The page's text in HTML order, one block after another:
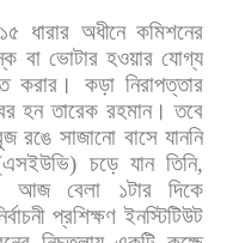
১৫ ধারার অধীনে কমিশনের
বা ভোটার হওয়ার যোগ্য
করার। কড়া নিরাপত্তার
হন তারেক রহমান। তবে
রঙে সাজানো বাসে যাননি
এসইউভি) চড়ে যান তিনি,
আজ বেলা ১টার
দিকে
প্রশিক্ষণ ইনস্টিটিউট